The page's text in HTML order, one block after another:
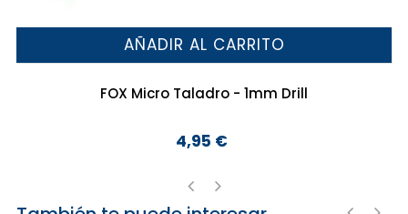
AÑADIR AL CARRITO
FOX Micro Taladro - 1mm Drill
Precio
4,95 €